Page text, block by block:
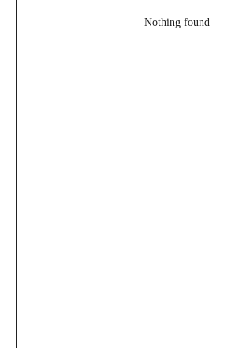
Nothing found